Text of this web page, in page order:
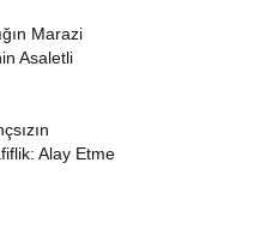
Marazi
Asaletli
Alay Etme